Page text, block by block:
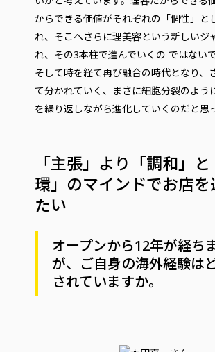
からできる価値がそれぞれの「個性」と
れ、そこへさらに理美容という新しいジ
れ、その3本柱で進んでいくの ではない
そして時を経て再び融合の時代となり、
て分かれていく、まさに細胞分裂のよう
を繰り返しながら進化していくのだと思
「主張」より「調和」
環」のマインドでお店を
たい
オープンから12年が経ち
が、ご自身の海外経験は
されていますか。